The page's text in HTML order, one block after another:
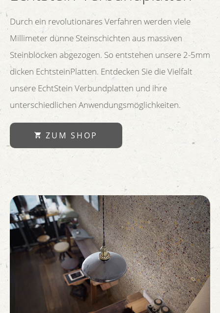
Durch ein revolutionäres Verfahren werden viele
Millimeter dünne Steinschichten aus massiven
Steinblöcken abgezogen. So entstehen unsere 2-5mm
dicken EchtsteinPlatten. Entdecken Sie die Vielfalt
unsere EchtStein Verbundplatten und ihre
unterschiedlichen Anwendungsmöglichkeiten.
ZUM SHOP